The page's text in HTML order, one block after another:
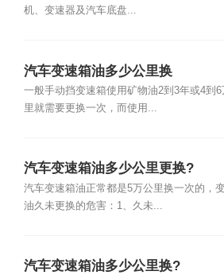
机、变速器及汽车底盘...
汽车变速箱油多少公里换
一般手动挡变速箱使用矿物油2到3年或4到6
里就需要更换一次，而使用...
汽车变速箱油多少公里更换?
汽车变速箱油正常都是5万公里换一次的，
油久未更换的危害：1、久未...
汽车变速箱油多少公里换?